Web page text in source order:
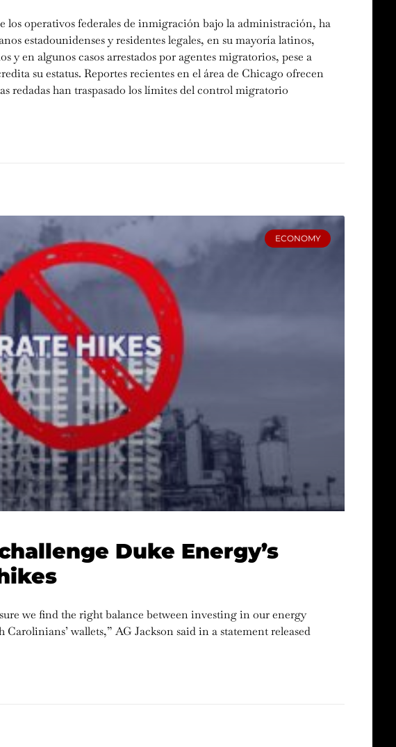
los operativos federales de inmigración bajo la administración, ha
estadounidenses y residentes legales, en su mayoría latinos,
y en algunos casos arrestados por agentes migratorios, pese a
su estatus. Reportes recientes en el área de Chicago ofrecen
redadas han traspasado los límites del control migratorio
ECONOMY
Duke Energy’s
we find the right balance between investing in our energy
wallets,” AG Jackson said in a statement released